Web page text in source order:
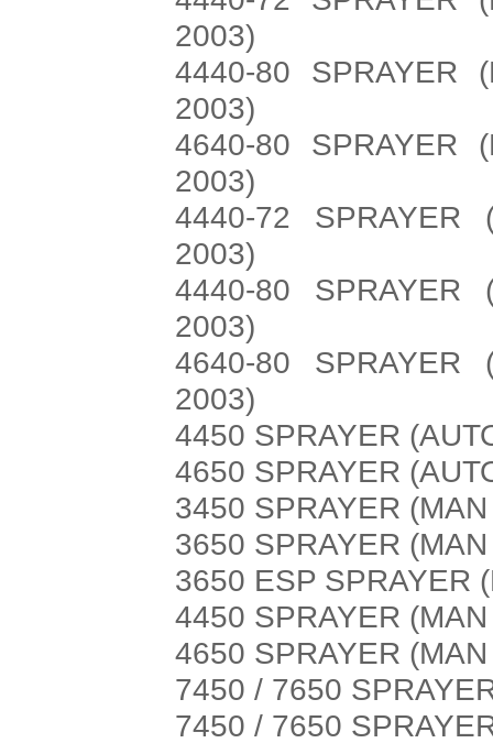
2003)
4440-80 SPRAYER
2003)
4640-80 SPRAYER
2003)
4440-72 SPRAYER
2003)
4440-80 SPRAYER
2003)
4640-80 SPRAYER
2003)
4450 SPRAYER
4650 SPRAYER
3450 SPRAYER
3650 SPRAYER
3650 ESP SPRAYER
4450 SPRAYER
4650 SPRAYER
7450 / 7650
7450 / 7650